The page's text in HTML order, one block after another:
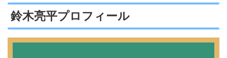
鈴木亮平プロフィール